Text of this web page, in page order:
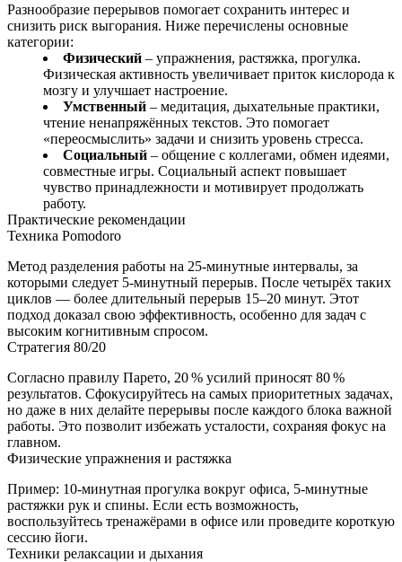
Разнообразие перерывов помогает сохранить интерес и
снизить риск выгорания. Ниже перечислены основные
категории:
Физический – упражнения, растяжка, прогулка.
Физическая активность увеличивает приток кислорода к
мозгу и улучшает настроение.
Умственный – медитация, дыхательные практики,
чтение ненапряжённых текстов. Это помогает
«переосмыслить» задачи и снизить уровень стресса.
Социальный – общение с коллегами, обмен идеями,
совместные игры. Социальный аспект повышает
чувство принадлежности и мотивирует продолжать
работу.
Практические рекомендации
Техника Pomodoro
Метод разделения работы на 25‑минутные интервалы, за
которыми следует 5‑минутный перерыв. После четырёх таких
циклов — более длительный перерыв 15–20 минут. Этот
подход доказал свою эффективность, особенно для задач с
высоким когнитивным спросом.
Стратегия 80/20
Согласно правилу Парето, 20 % усилий приносят 80 %
результатов. Сфокусируйтесь на самых приоритетных задачах,
но даже в них делайте перерывы после каждого блока важной
работы. Это позволит избежать усталости, сохраняя фокус на
главном.
Физические упражнения и растяжка
Пример: 10‑минутная прогулка вокруг офиса, 5‑минутные
растяжки рук и спины. Если есть возможность,
воспользуйтесь тренажёрами в офисе или проведите короткую
сессию йоги.
Техники релаксации и дыхания